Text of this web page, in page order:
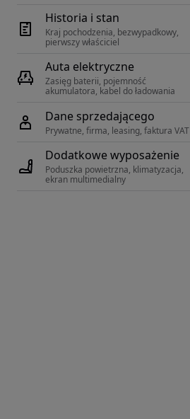
Historia i stan
Kraj pochodzenia, bezwypadkowy,
pierwszy właściciel
Auta elektryczne
Zasięg baterii, pojemność
akumulatora, kabel do ładowania
Dane sprzedającego
Prywatne, firma, leasing, faktura VAT
Dodatkowe wyposażenie
Poduszka powietrzna, klimatyzacja,
ekran multimedialny